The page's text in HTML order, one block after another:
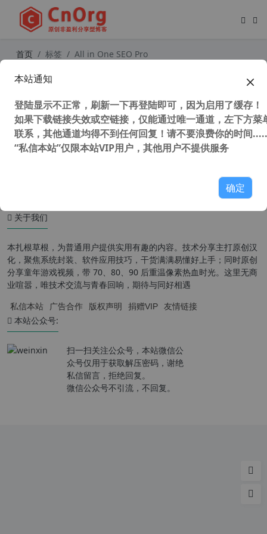
首页 标签 All in One SEO Pro
4.1.4.4】
关于我们
本扎根草根，为普通用户提供实用有趣的内容。技术分享主打原创汉
化，聚焦系统封装、软件应用技巧，干货满满易懂好上手；同时原创
分享童年游戏视频，带 70、80、90 后重温像素热血时光。这里无商
业喧嚣，唯技术交流与青春回响，期待与同好相遇
私信本站 广告合作 版权声明 捐赠VIP 友情链接
本站公众号:
扫一扫关注公众号，本站微信公
众号仅用于获取解压密码，谢绝
私信留言，拒绝回复。
微信公众号不引流，不回复。
本站通知
登陆显示不正常，刷新一下再登陆即可，因为启用了缓存！
如果下载链接失效或空链接，仅能通过唯一通道，左下方菜
联系，其他通道均得不到任何回复！请不要浪费你的时间
“私信本站”仅限本站VIP用户，其他用户不提供服务
确定